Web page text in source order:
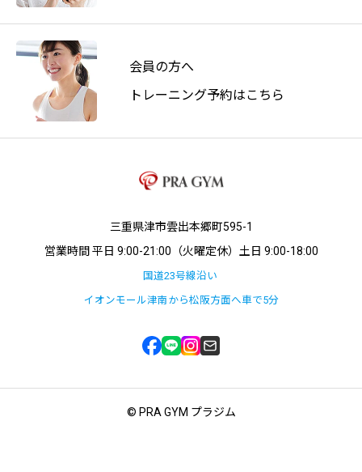
会員の方へ
トレーニング予約はこちら
三重県津市雲出本郷町595-1
営業時間 平日 9:00-21:00（火曜定休）土日 9:00-18:00
国道23号線沿い
イオンモール津南から松阪方面へ車で5分
© PRA GYM プラジム